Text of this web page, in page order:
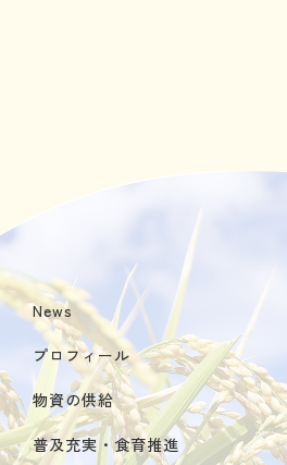
News
プロフィール
物資の供給
普及充実・食育推進